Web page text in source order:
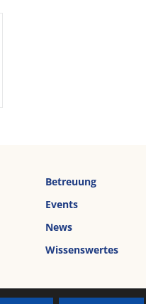
Betreuung
Events
News
Wissenswertes